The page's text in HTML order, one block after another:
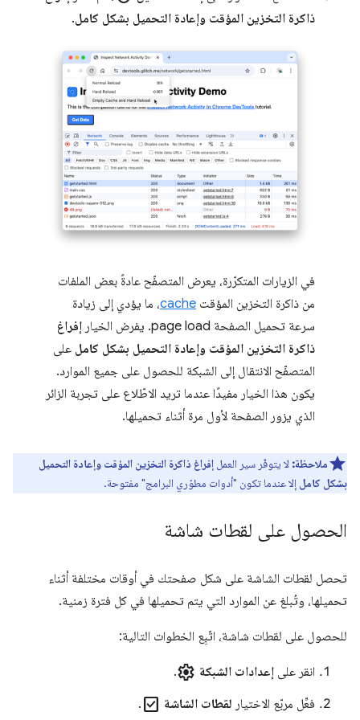
ذاكرة التخزين المؤقت وإعادة التحميل بشكل كامل.
في الزيارات المتكرّرة، يعرض المتصفّح عادةً بعض الملفات
من ذاكرة التخزين المؤقت cache، ما يؤدي إلى زيادة
سرعة تحميل الصفحة page load. يفرض الخيار
إفراغ
ذاكرة التخزين المؤقت وإعادة التحميل بشكل كامل على
المتصفّح الانتقال إلى الشبكة للحصول على جميع الموارد.
يكون هذا الخيار مفيدًا عندما تريد الاطّلاع على تجربة الزائر
الذي يزور الصفحة لأول مرة أثناء تحميلها.
ملاحظة: لا يتوفّر سير العمل إفراغ ذاكرة التخزين المؤقت وإعادة التحميل
بشكل كامل إلا عندما تكون "أدوات مطوّري البرامج" مفتوحة.
الحصول على لقطات شاشة
تحصل لقطات الشاشة على شكل صفحتك في أوقات مختلفة أثناء
تحميلها، وتُبلغ عن الموارد التي يتم تحميلها في كل فترة زمنية.
للحصول على لقطات شاشة، اتّبِع الخطوات التالية:
انقر على إعدادات الشبكة settings
.
فعِّل مربّع الاختيار لقطات الشاشة check_box
.